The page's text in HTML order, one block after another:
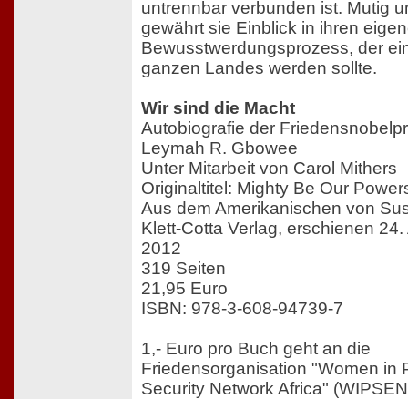
untrennbar verbunden ist. Mutig
gewährt sie Einblick in ihren
Bewusstwerdungsprozess, der
ganzen Landes werden sollte.
Wir sind die Macht
Autobiografie der
Leymah R. Gbowee
Unter Mitarbeit von Carol Mithers
Originaltitel: Mighty Be Our
Aus dem Amerikanischen von
Klett-Cotta Verlag, erschienen 24.
2012
319 Seiten
21,95 Euro
ISBN: 978-3-608-94739-7
1,- Euro pro Buch geht an die
Friedensorganisation "Women in
Security Network Africa"